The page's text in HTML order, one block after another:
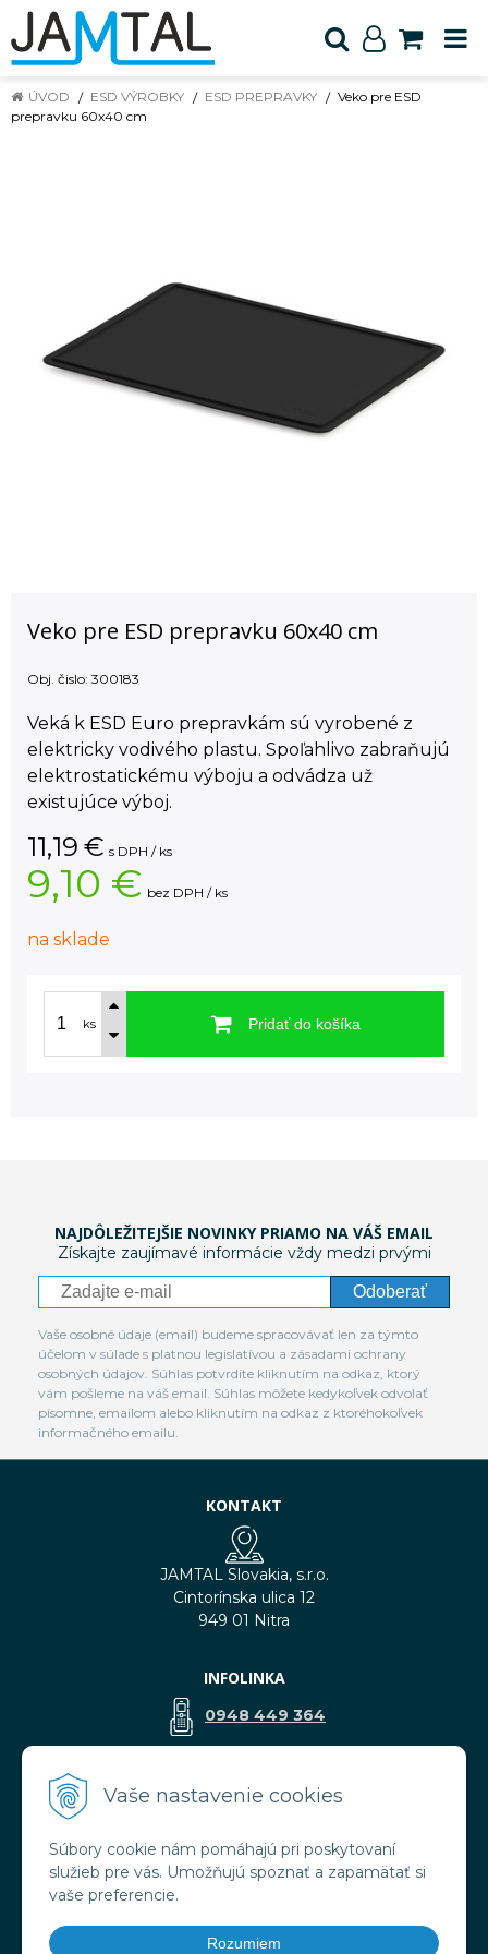
Vaše nastavenie cookies
Súbory cookie nám pomáhajú pri poskytovaní
služieb pre vás. Umožňujú spoznať a zapamätať si
vaše preferencie.
Rozumiem
ÚVOD ESD VÝROBKY ESD PREPRAVKY
Veko pre ESD
prepravku 60x40 cm
Veko pre ESD prepravku 60x40 cm
Obj. čislo: 300183
Veká k ESD Euro prepravkám sú vyrobené z
elektricky vodivého plastu. Spoľahlivo zabraňujú
elektrostatickému výboju a odvádza už
existujúce výboj.
11,19 € s DPH / ks
9,10 € bez DPH / ks
na sklade
ks Pridať do košíka
NAJDÔLEŽITEJŠIE NOVINKY PRIAMO NA VÁŠ EMAIL
Získajte zaujímavé informácie vždy medzi prvými
Odoberať
Vaše osobné údaje (email) budeme spracovávať len za týmto
účelom v súlade s platnou legislatívou a zásadami ochrany
osobných údajov. Súhlas potvrdíte kliknutím na odkaz, ktorý
vám pošleme na váš email. Súhlas môžete kedykoľvek odvolať
písomne, emailom alebo kliknutím na odkaz z ktoréhokoľvek
informačného emailu.
KONTAKT
JAMTAL Slovakia, s.r.o.
Cintorínska ulica 12
949 01 Nitra
INFOLINKA
0948 449 364
VŠETKO O NÁKUPE
Obchodné podmienky
Doprava a platba